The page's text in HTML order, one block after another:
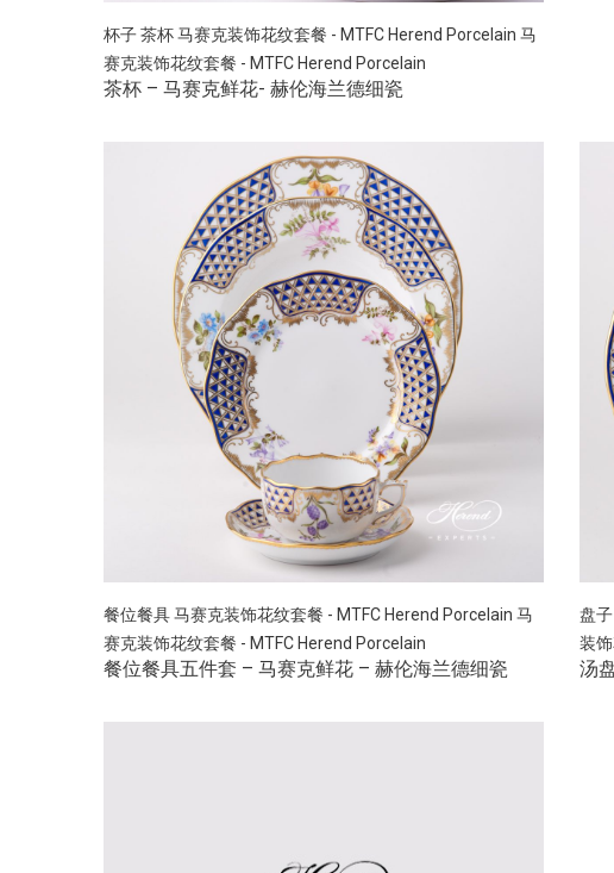
杯子茶杯马赛克装饰花纹套餐 - MTFC Herend Porcelain 马
赛克装饰花纹套餐 - MTFC Herend Porcelain
茶杯 – 马赛克鲜花- 赫伦海兰德细瓷
餐位餐具马赛克装饰花纹套餐 - MTFC Herend Porcelain 马
赛克装饰花纹套餐 - MTFC Herend Porcelain
餐位餐具五件套 – 马赛克鲜花 – 赫伦海兰德细瓷
盘子
装
汤